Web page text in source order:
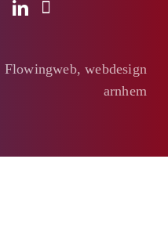
Flowingweb, webdesign
arnhem